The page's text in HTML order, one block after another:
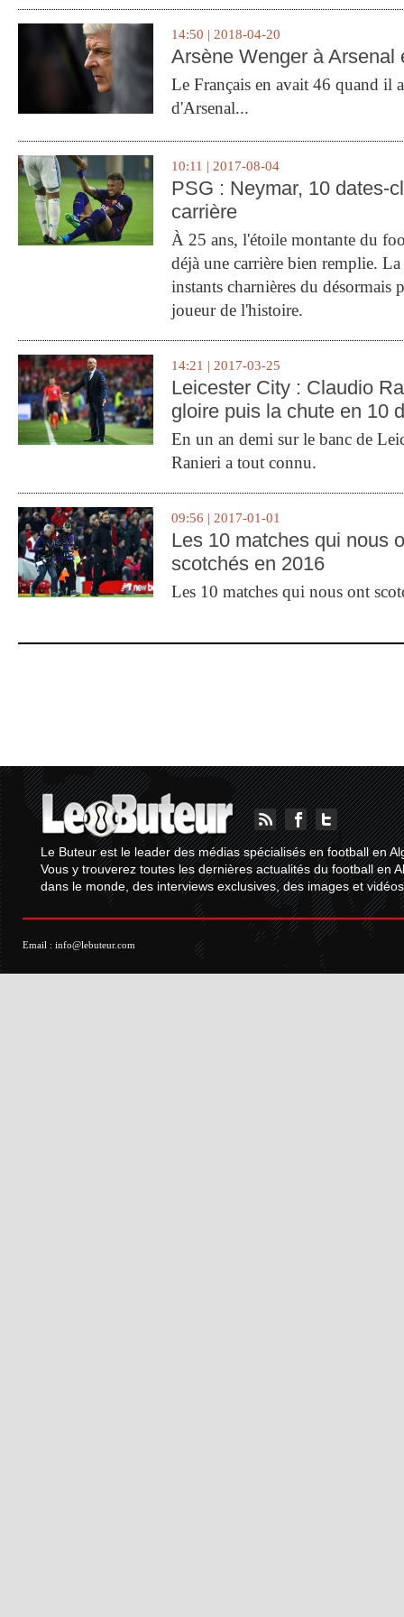
14:50 | 2018-04-20
Arsène Wenger à Arsenal
Le Français en avait 46 quand il
d'Arsenal...
10:11 | 2017-08-04
PSG : Neymar, 10 dates-
carrière
À 25 ans, l'étoile montante du
déjà une carrière bien remplie.
instants charnières du désormais
joueur de l'histoire.
14:21 | 2017-03-25
Leicester City : Claudio
gloire puis la chute en 10
En un an demi sur le banc de
Ranieri a tout connu.
09:56 | 2017-01-01
Les 10 matches qui nous
scotchés en 2016
Les 10 matches qui nous ont
Le Buteur est le leader des médias spécialisés en football en
Vous y trouverez toutes les dernières actualités du football en
dans le monde, des interviews exclusives, des images et
Email : info@lebuteur.com